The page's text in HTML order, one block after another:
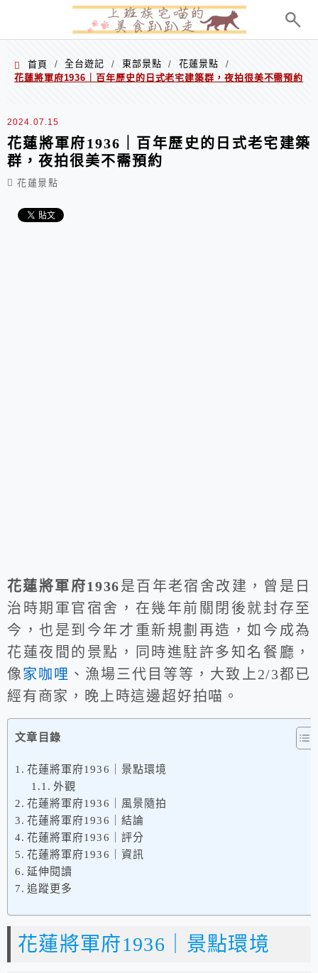
首頁 / 全台遊記 / 東部景點 / 花蓮景點
/
花蓮將軍府1936｜百年歷史的日式老宅建築群，夜拍很美不需預約
2024.07.15
花蓮將軍府1936｜百年歷史的日式老宅建築
群，夜拍很美不需預約
花蓮景點
花蓮將軍府1936是百年老宿舍改建，曾是日
治時期軍官宿舍，在幾年前關閉後就封存至
今，也是到今年才重新規劃再造，如今成為
花蓮夜間的景點，同時進駐許多知名餐廳，
像家咖哩 、漁場三代目等等，大致上2/3都已
經有商家，晚上時這邊超好拍喵。
文章目錄
花蓮將軍府1936｜景點環境
外觀
花蓮將軍府1936｜風景隨拍
花蓮將軍府1936｜結論
花蓮將軍府1936｜評分
花蓮將軍府1936｜資訊
延伸閱讀
追蹤更多
花蓮將軍府1936｜景點環境